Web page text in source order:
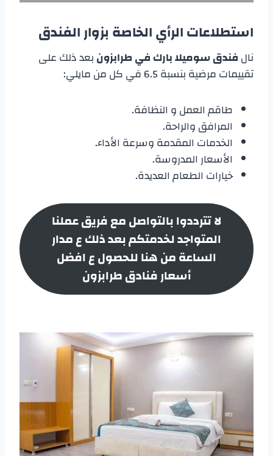
استطلاعات الرأي الخاصة بزوار الفندق
نالفندق سوميلا بارك في طرابزونبعد ذلك على
تقييمات مرضية بنسبة 6.5 في كل من مايلي:
طاقم العمل و النظافة.
المرافق والراحة.
الخدمات المقدمة وسرعة الأداء.
الأسعار المدروسة.
خيارات الطعام العديدة.
لا تترددوا بالتواصل مع فريق عملنا
المتواجد لخدمتكم بعد ذلك ع مدار
الساعة من هنا للحصول ع افضل
أسعارفنادق طرابزون